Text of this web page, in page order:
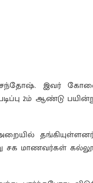
சந்தோஷ். இவர்
2ம் ஆண்டு
சக மாணவர்கள்